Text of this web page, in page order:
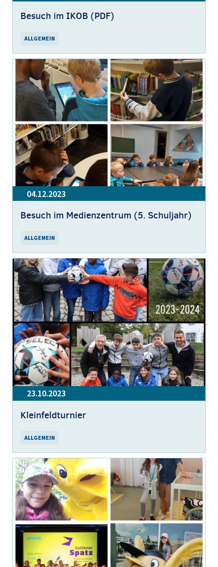
Besuch im IKOB (PDF)
ALLGEMEIN
04.12.2023
Besuch im Medienzentrum (5. Schuljahr)
ALLGEMEIN
23.10.2023
Kleinfeldturnier
ALLGEMEIN